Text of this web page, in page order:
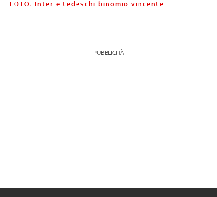
FOTO. Inter e tedeschi binomio vincente
PUBBLICITÀ